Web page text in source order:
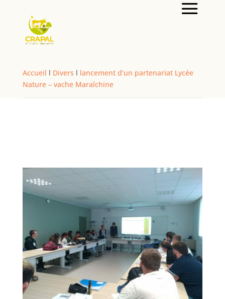
Accueil l Divers l lancement d’un partenariat Lycée
Nature – vache Maraîchine